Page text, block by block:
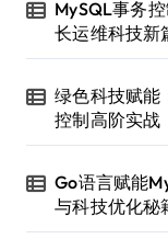
MySQL事务
长运维科技新
绿色科技赋能
控制高阶实战
Go语言赋能
与科技优化秘